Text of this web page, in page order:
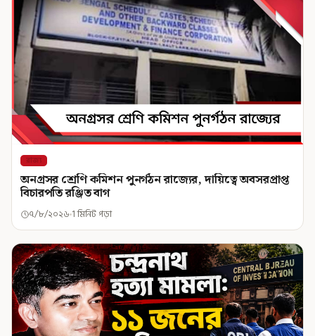
রাজ্য
অনগ্রসর শ্রেণি কমিশন পুনর্গঠন রাজ্যের, দায়িত্বে অবসরপ্রাপ্ত
বিচারপতি রঞ্জিত বাগ
৭/৮/২০২৬ 1 মিনিট পড়া